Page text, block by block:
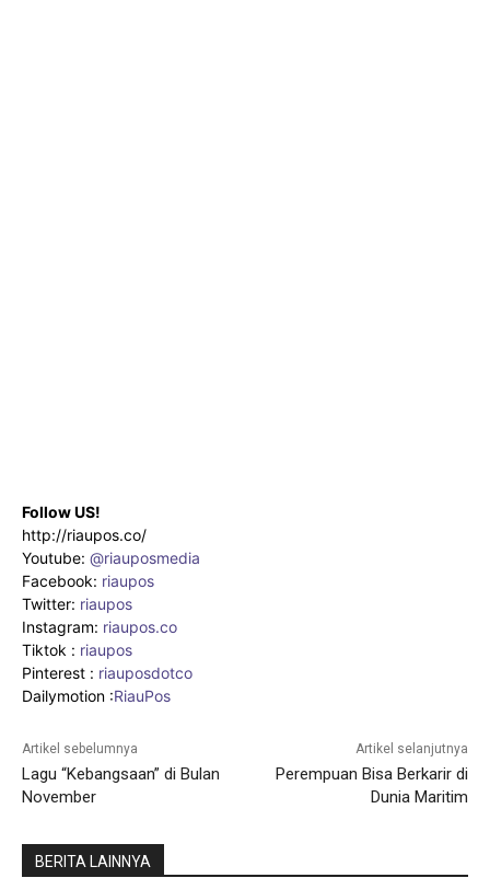
Follow US!
http://riaupos.co/
Youtube: @riauposmedia
Facebook: riaupos
Twitter: riaupos
Instagram: riaupos.co
Tiktok : riaupos
Pinterest : riauposdotco
Dailymotion :RiauPos
Artikel sebelumnya
Lagu “Kebangsaan” di Bulan
November
Artikel selanjutnya
Perempuan Bisa Berkarir di
Dunia Maritim
BERITA LAINNYA